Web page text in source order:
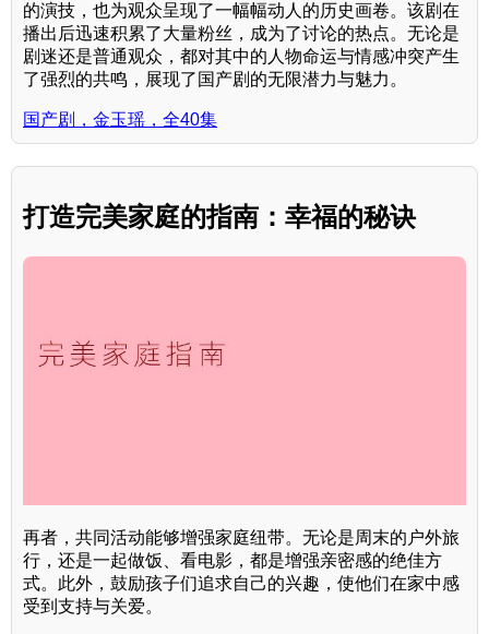
的演技，也为观众呈现了一幅幅动人的历史画卷。该剧在
播出后迅速积累了大量粉丝，成为了讨论的热点。无论是
剧迷还是普通观众，都对其中的人物命运与情感冲突产生
了强烈的共鸣，展现了国产剧的无限潜力与魅力。
国产剧，金玉瑶，全40集
打造完美家庭的指南：幸福的秘诀
再者，共同活动能够增强家庭纽带。无论是周末的户外旅
行，还是一起做饭、看电影，都是增强亲密感的绝佳方
式。此外，鼓励孩子们追求自己的兴趣，使他们在家中感
受到支持与关爱。